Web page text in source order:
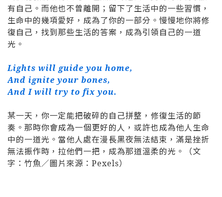
有自己。而他也不曾離開；留下了生活中的一些習慣，
生命中的幾項愛好，成為了你的一部分。慢慢地你將修
復自己，找到那些生活的答案，成為引領自己的一道
光。
Lights will guide you home,
And ignite your bones,
And I will try to fix you.
某一天，你一定能把破碎的自己拼整，修復生活的節
奏。那時你會成為一個更好的人，或許也成為他人生命
中的一道光。當他人處在漫長黑夜無法結束，滿是挫折
無法振作時，拉他們一把，成為那道溫柔的光。（文
字：竹魚／圖片來源：Pexels）